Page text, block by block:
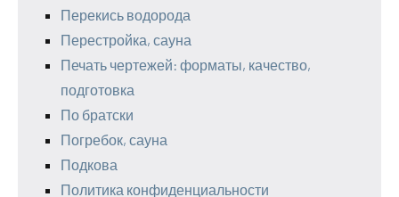
Перекись водорода
Перестройка, сауна
Печать чертежей: форматы, качество,
подготовка
По братски
Погребок, сауна
Подкова
Политика конфиденциальности